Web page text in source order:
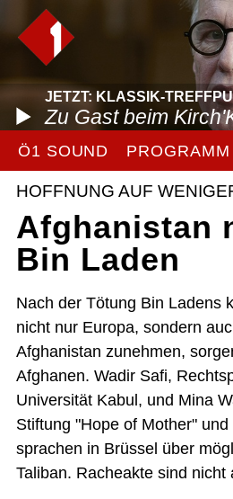
JETZT: KLASSIK-
Zu Gast beim
Ö1 SOUND PROGRAMM
HOFFNUNG AUF
Afghanistan
Bin Laden
Nach der Tötung Bin Ladens
nicht nur Europa, sondern
Afghanistan zunehmen,
Afghanen. Wadir Safi,
Universität Kabul, und Mina
Stiftung "Hope of Mother"
sprachen in Brüssel über
Taliban. Racheakte sind nicht